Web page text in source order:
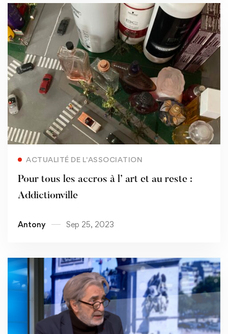
ACTUALITÉ DE L'ASSOCIATION
Pour tous les accros à l’ art et au reste :
Addictionville
Antony Sep 25, 2023